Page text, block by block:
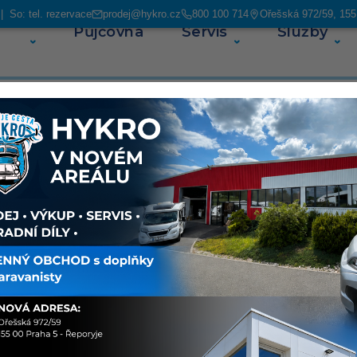
So: tel. rezervace prodej@hykro.cz 800 100 714 Ořešská 972/59,
Půjčovna Servis Služby
Sdílet
O